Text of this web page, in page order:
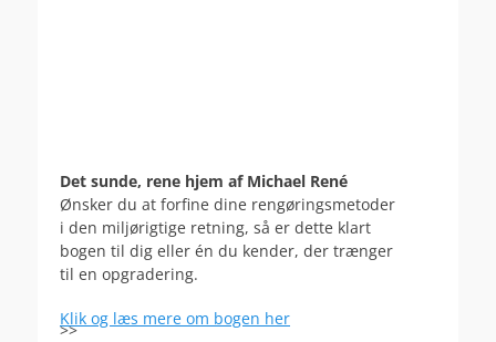
Det sunde, rene hjem af Michael René
Ønsker du at forfine dine rengøringsmetoder
i den miljørigtige retning, så er dette klart
bogen til dig eller én du kender, der trænger
til en opgradering.
Klik og læs mere om bogen her
>>